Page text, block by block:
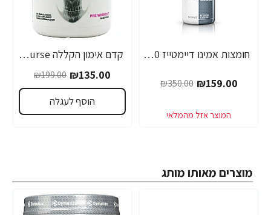
-55% חומצות אמינו דיימטייז 6000 מ"ג - 500 כדורים קלים - מבית Dymatize Nutrition
₪159.00
₪350.00
-32%
קדם אימון הקללה The Curse קוברה בטעם סופה טרופית 50 מנות - מבית Cobra Labs
₪135.00
₪199.00
הוסף לעגלה
מוצרים מאותו מותג